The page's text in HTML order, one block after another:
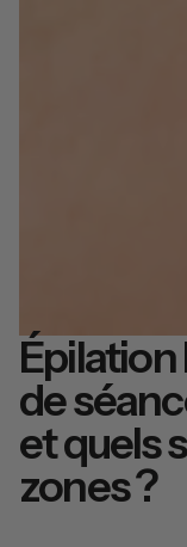
Épilation
de
et quels
zones ?